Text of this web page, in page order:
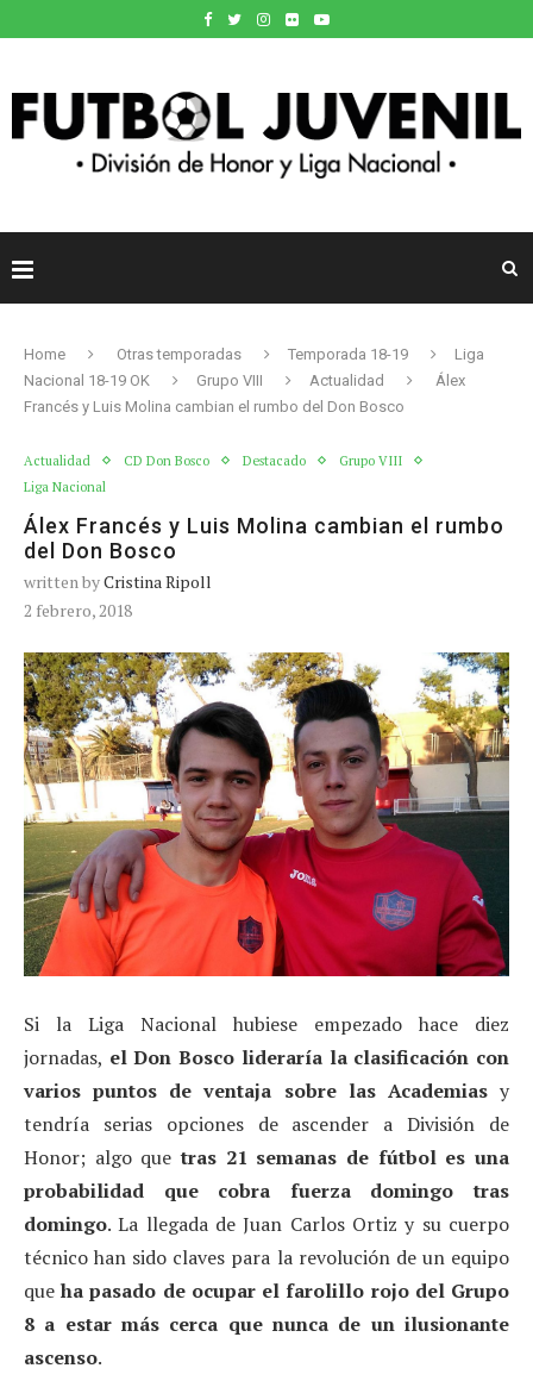
Home Otras temporadas Temporada 18-19
Liga
Nacional 18-19 OK
Grupo VIII Actualidad
Álex
Francés y Luis Molina cambian el rumbo del Don Bosco
Actualidad CD Don Bosco Destacado
Grupo VIII
Liga Nacional
Álex Francés y Luis Molina cambian el rumbo
del Don Bosco
written byCristina Ripoll
2 febrero, 2018
Si la Liga Nacional hubiese empezado hace diez
jornadas, el Don Bosco lideraría la clasificación con
varios puntos de ventaja sobre las Academiasy
tendría serias opciones de ascender a División de
Honor; algo quetras 21 semanas de fútbol es una
probabilidad que cobra fuerza domingo tras
domingo. La llegada de Juan Carlos Ortiz y su cuerpo
técnico han sido claves para la revolución de un equipo
queha pasado de ocupar el farolillo rojo del Grupo
8 a estar más cerca que nunca de un ilusionante
ascenso.